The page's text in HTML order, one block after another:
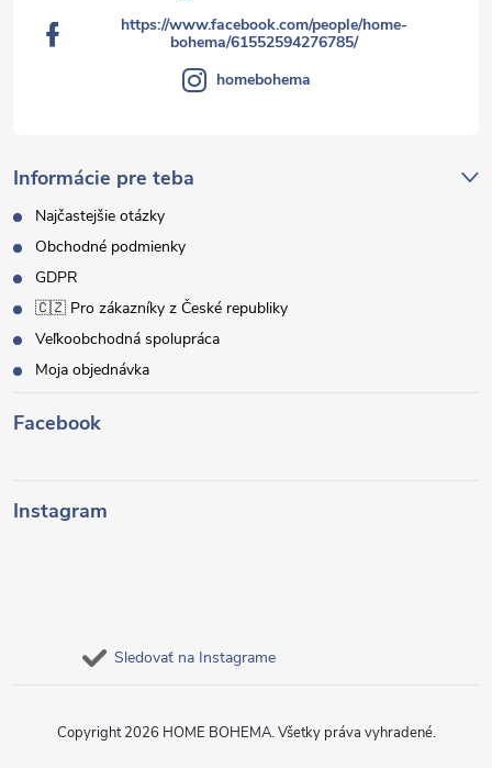
Informácie pre teba
Najčastejšie otázky
Obchodné podmienky
GDPR
🇨🇿 Pro zákazníky z České republiky
Veľkoobchodná spolupráca
Moja objednávka
https://www.facebook.com/people/home-
bohema/61552594276785/
homebohema
Facebook
Instagram
Sledovať na Instagrame
Copyright 2026 HOME BOHEMA. Všetky práva vyhradené.